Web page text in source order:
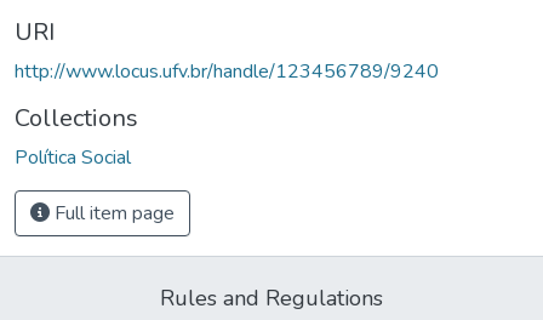
URI
http://www.locus.ufv.br/handle/123456789/9240
Collections
Política Social
Full item page
Rules and Regulations